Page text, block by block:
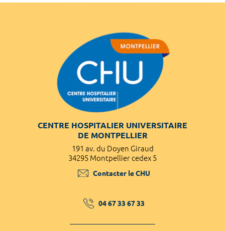
CENTRE HOSPITALIER UNIVERSITAIRE
DE MONTPELLIER
191 av. du Doyen Giraud
34295 Montpellier cedex 5
Contacter le CHU
04 67 33 67 33